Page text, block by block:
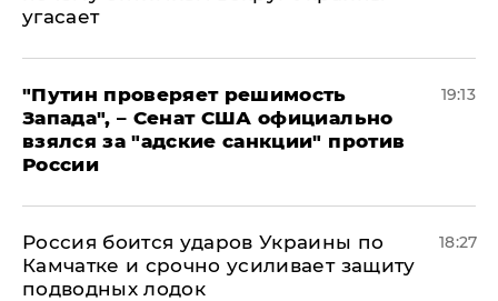
угасает
"Путин проверяет решимость
Запада", – Сенат США официально
взялся за "адские санкции" против
России
19:13
Россия боится ударов Украины по
Камчатке и срочно усиливает защиту
подводных лодок
18:27